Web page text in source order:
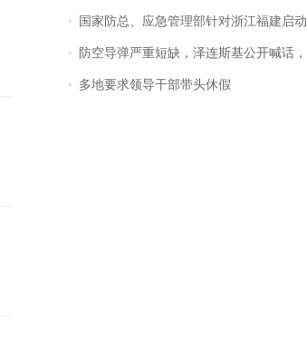
国家防总、应急管理部针对浙江福建启动防汛防台风四级应急响应
防空导弹严重短缺，泽连斯基公开喊话，乌克兰失去导弹拦截能力？
多地要求领导干部带头休假